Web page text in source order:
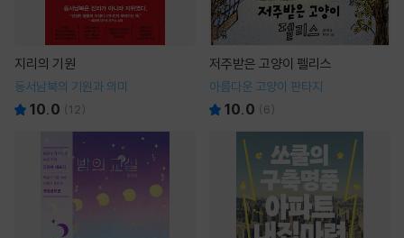
지리의 기원
동서남북의 기원과 의미
10.0 (12)
저주받은 고양이 펠리스
아름다운 고양이 판타지
10.0 (6)